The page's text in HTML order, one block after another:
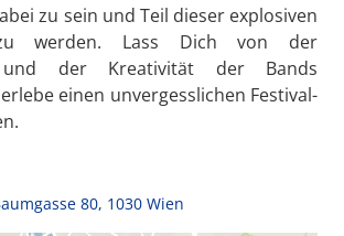
zu sein und Teil dieser explosiven
zu werden. Lass Dich von der
und der Kreativität der Bands
einen unvergesslichen Festival-
80, 1030 Wien